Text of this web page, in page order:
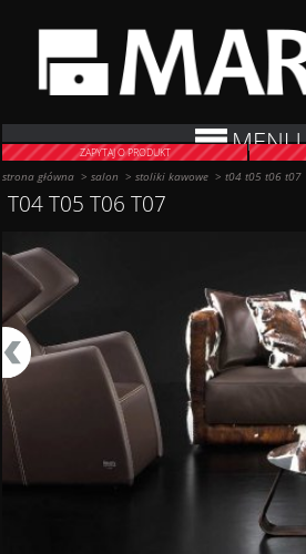
MENU
ZAPYTAJ O PRODUKT
strona główna >salon >stoliki kawowe >t04 t05 t06 t07
T04 T05 T06 T07